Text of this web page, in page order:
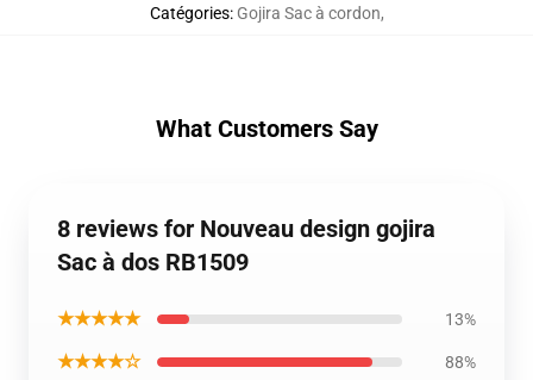
Catégories: Gojira Sac à cordon,
What Customers Say
8 reviews for Nouveau design gojira
Sac à dos RB1509
★★★★★ 13%
★★★★☆ 88%